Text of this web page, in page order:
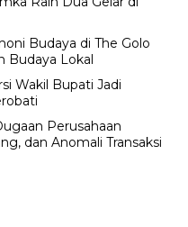
Budaya di The Golo
Budaya Lokal
Wakil Bupati Jadi
Perusahaan
dan Anomali Transaksi